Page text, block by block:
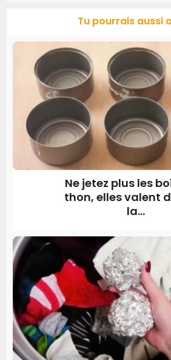
Tu pourrais aussi
Ne jetez plus les
thon, elles valent
la...